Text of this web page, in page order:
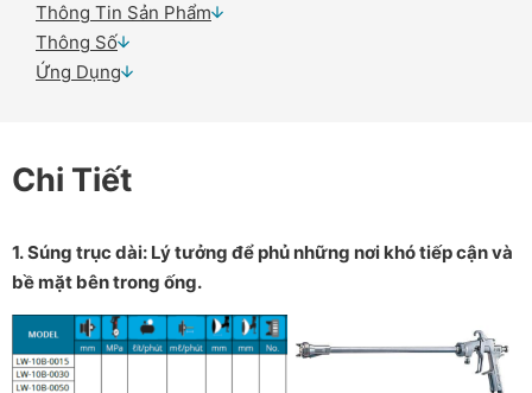
Thông Tin Sản Phẩm
Thông Số
Ứng Dụng
Chi Tiết
1. Súng trục dài: Lý tưởng để phủ những nơi khó tiếp cận và
bề mặt bên trong ống.